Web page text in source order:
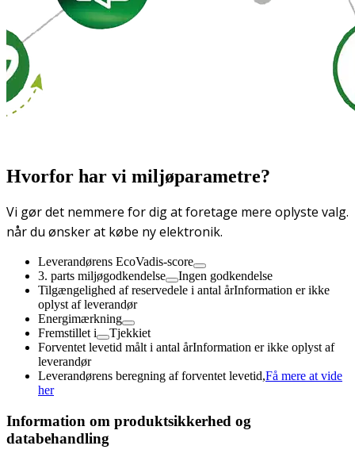
Hvorfor har vi miljøparametre?
Vi gør det nemmere for dig at foretage mere oplyste valg.
når du ønsker at købe ny elektronik.
Leverandørens EcoVadis-score
3. parts miljøgodkendelse
Ingen godkendelse
Tilgængelighed af reservedele i antal årInformation er ikke
oplyst af leverandør
Energimærkning
Fremstillet i
Tjekkiet
Forventet levetid målt i antal årInformation er ikke oplyst af
leverandør
Leverandørens beregning af forventet levetid,Få mere at vide
her
Information om produktsikkerhed og
databehandling